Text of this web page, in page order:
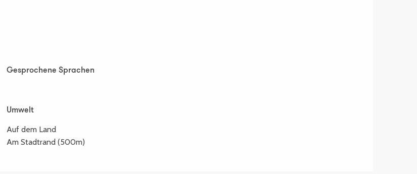
Gesprochene Sprachen
Gesprochene Sprachen
Umwelt
Umwelt
Auf dem Land
Am Stadtrand (500m)